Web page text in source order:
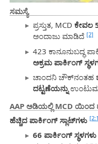
ಸಮಸ್ಯೆ
ಪ್ರಸ್ತುತ, MCD ಕೇವಲ
ಅಂದಾಜು ಮಾಡಿದೆ [2]
423 ಕಾನೂನುಬದ್ಧ
ಅಕ್ರಮ ಪಾರ್ಕಿಂಗ್
ಚಾಂದನಿ ಚೌಕ್‌ನಂತಹ
ದಟ್ಟಣೆಯನ್ನು
AAP ಅಡಿಯಲ್ಲಿ MCD ಯಿಂದ
ಹೆಚ್ಚಿದ ಪಾರ್ಕಿಂಗ್ ಸ್ಲಾಟ್‌ಗಳು
66 ಪಾರ್ಕಿಂಗ್ ಸ್ಥಳಗಳು